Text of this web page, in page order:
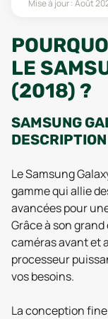
Mise à jour :Août
LE
(2018) ?
SAMSUNG
DESCRIPTION
Le Samsung
gamme qui allie
avancées pour
Grâce à son grand
caméras avant et
processeur
vos besoins.
La conception